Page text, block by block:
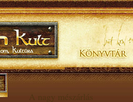
A nagy mészárlás